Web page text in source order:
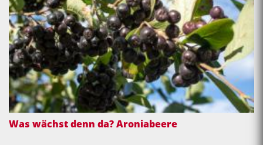
Was wächst denn da? Aroniabeere